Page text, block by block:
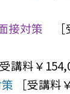
接対策
［
受講料￥
［受講料